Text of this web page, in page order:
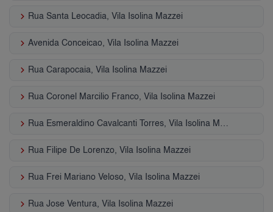
keyboard_arrow_right Rua Santa Leocadia, Vila Isolina Mazzei
keyboard_arrow_right Avenida Conceicao, Vila Isolina Mazzei
keyboard_arrow_right Rua Carapocaia, Vila Isolina Mazzei
keyboard_arrow_right Rua Coronel Marcilio Franco, Vila Isolina Mazzei
keyboard_arrow_right Rua Esmeraldino Cavalcanti Torres, Vila Isolina Mazzei
keyboard_arrow_right Rua Filipe De Lorenzo, Vila Isolina Mazzei
keyboard_arrow_right Rua Frei Mariano Veloso, Vila Isolina Mazzei
keyboard_arrow_right Rua Jose Ventura, Vila Isolina Mazzei